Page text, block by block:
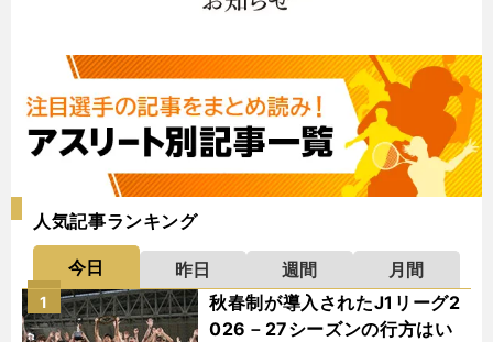
人気記事ランキング
今日 昨日 週間
月間
秋春制が導入されたJ1リーグ2
026－27シーズンの行方はい
1